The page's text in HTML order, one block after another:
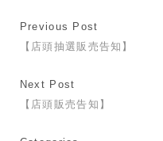
Previous Post
【店頭抽選販売告知】
Next Post
【店頭販売告知】